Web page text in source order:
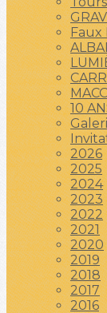
Faux
10
2026
2025
2024
2023
2022
2021
2020
2019
2018
2017
2016